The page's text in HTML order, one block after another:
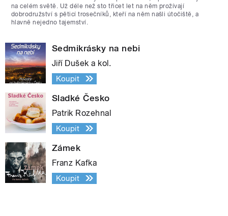
na celém světě. Už déle než sto třicet let na něm prožívají
dobrodružství s pěticí trosečníků, kteří na něm našli útočiště, a
hlavně nejedno tajemství.
Sedmikrásky na nebi
Jiří Dušek a kol.
Koupit
Sladké Česko
Patrik Rozehnal
Koupit
Zámek
Franz Kafka
Koupit